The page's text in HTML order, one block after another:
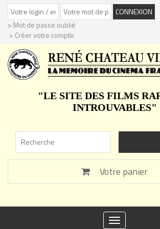
> Mot de passe oublié
> Créer votre compte
"LE SITE DES FILMS
INTROUVABLES"
Votre panier
Toggle